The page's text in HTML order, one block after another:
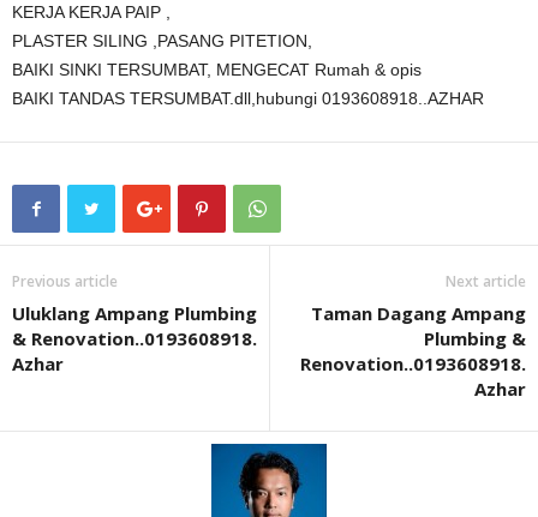
KERJA KERJA PAIP ,
PLASTER SILING ,PASANG PITETION,
BAIKI SINKI TERSUMBAT, MENGECAT Rumah & opis
BAIKI TANDAS TERSUMBAT.dll,hubungi 0193608918..AZHAR
Previous article
Uluklang Ampang Plumbing
& Renovation..0193608918.
Azhar
Next article
Taman Dagang Ampang
Plumbing &
Renovation..0193608918.
Azhar